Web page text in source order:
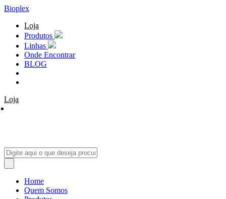
Bioplex
Loja
Produtos
Linhas
Onde Encontrar
BLOG
Loja
Home
Quem Somos